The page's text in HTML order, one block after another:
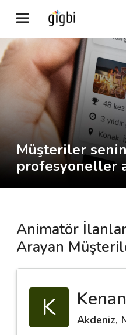
Anasayfa
Giriş Yap
Kayıt Ol
Kategoriler
🧐 Nasıl Çalışır?
Müşteri Değerlendirmeleri
İletişim
Müşteriler
profesyoneller
Animatör
Arayan
K Akdeniz,